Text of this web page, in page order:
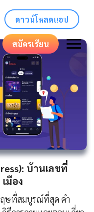
ดาวน์โหลดแอป
สมัครเรียน
บ้านเลขที่
มือง
ฤษที่สมบูรณ์ที่สุด คำ